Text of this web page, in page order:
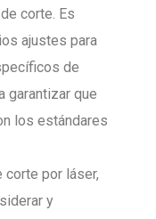
corte. Es
ajustes para
de
garantizar que
los estándares
corte por láser,
y